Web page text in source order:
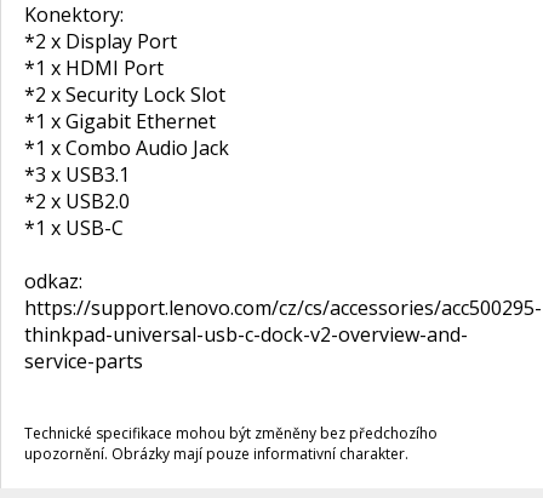
Konektory:
*2 x Display Port
*1 x HDMI Port
*2 x Security Lock Slot
*1 x Gigabit Ethernet
*1 x Combo Audio Jack
*3 x USB3.1
*2 x USB2.0
*1 x USB-C
odkaz:
https://support.lenovo.com/cz/cs/accessories/acc500295-
thinkpad-universal-usb-c-dock-v2-overview-and-
service-parts
Technické specifikace mohou být změněny bez předchozího
upozornění. Obrázky mají pouze informativní charakter.